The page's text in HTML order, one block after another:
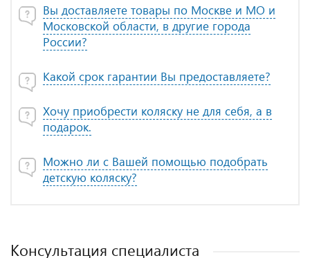
Вы доставляете товары по Москве и МО и
Московской области, в другие города
России?
Какой срок гарантии Вы предоставляете?
Хочу приобрести коляску не для себя, а в
подарок.
Можно ли с Вашей помощью подобрать
детскую коляску?
Консультация специалиста